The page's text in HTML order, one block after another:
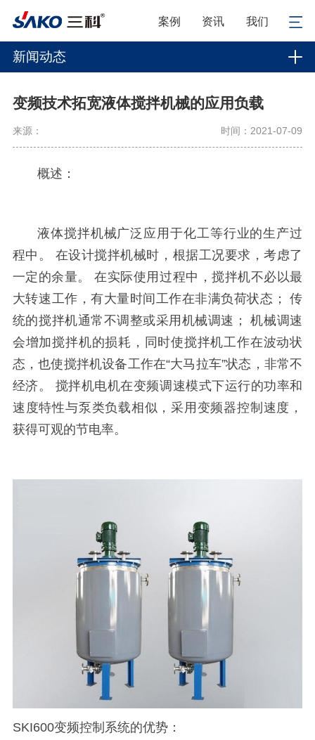
案例 资讯 我们
新闻动态
变频技术拓宽液体搅拌机械的应用负载
来源： 时间：2021-07-09
概述：
液体搅拌机械广泛应用于化工等行业的生产过
程中。 在设计搅拌机械时，根据工况要求，考虑了
一定的余量。 在实际使用过程中，搅拌机不必以最
大转速工作，有大量时间工作在非满负荷状态； 传
统的搅拌机通常不调整或采用机械调速； 机械调速
会增加搅拌机的损耗，同时使搅拌机工作在波动状
态，也使搅拌机设备工作在“大马拉车”状态，非常不
经济。 搅拌机电机在变频调速模式下运行的功率和
速度特性与泵类负载相似，采用变频器控制速度，
获得可观的节电率。
SKI600变频控制系统的优势：